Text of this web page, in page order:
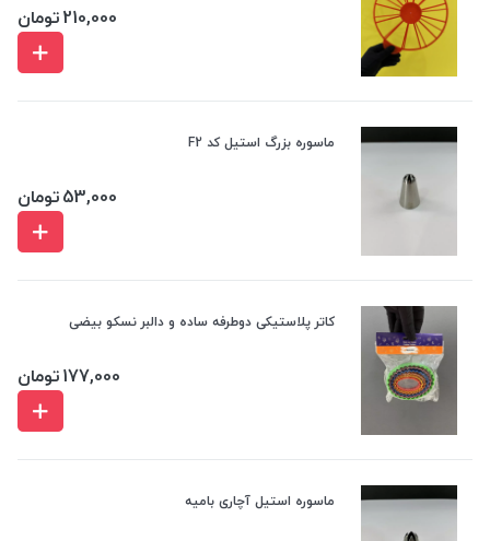
210,000تومان
ماسوره بزرگ استیل کد F2
53,000تومان
کاتر پلاستیکی دوطرفه ساده و دالبر نسکو بیضی
177,000تومان
ماسوره استیل آچاری بامیه